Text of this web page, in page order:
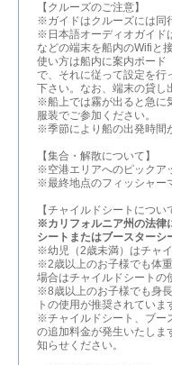
【クルーズのご注意】
※ガイドはクルーズには同
※日本語オーディオガイド
などの端末を船内のWifiと
使い方は船内に案内ボード
で、それに従って設定を行
下さい。なお、端末の貸し
※船上では霧が出ると急に
服装でご参加ください。
※季節により船の出発時
【集合・解散について】
※空港エリアへのピックア
※最終地点のフィッシャー
【チャイルドシートについ
※カリフォルニア州の法律
シートまたはブースターシ
※幼児（2歳未満）はチャ
※2歳以上のお子様でも体
場合はチャイルドシートの
※8歳以上のお子様でも身
トの使用が推奨されていま
※チャイルドシート、ブー
の追加料金が発生いたしま
知らせください。